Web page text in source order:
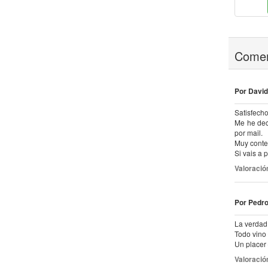
Por
Me he
por mail.
Muy
Si vais a
Por
La
Todo
Un